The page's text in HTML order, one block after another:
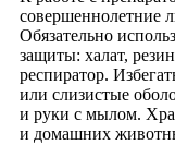
совершеннолетние
Обязательно
защиты: халат,
респиратор.
или слизистые
и руки с мылом.
и домашних